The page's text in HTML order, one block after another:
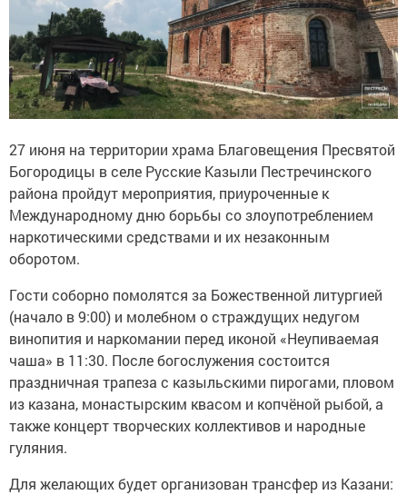
27 июня на территории храма Благовещения Пресвятой
Богородицы в селе Русские Казыли Пестречинского
района пройдут мероприятия, приуроченные к
Международному дню борьбы со злоупотреблением
наркотическими средствами и их незаконным
оборотом.
Гости соборно помолятся за Божественной литургией
(начало в 9:00) и молебном о страждущих недугом
винопития и наркомании перед иконой «Неупиваемая
чаша» в 11:30. После богослужения состоится
праздничная трапеза с казыльскими пирогами, пловом
из казана, монастырским квасом и копчёной рыбой, а
также концерт творческих коллективов и народные
гуляния.
Для желающих будет организован трансфер из Казани: